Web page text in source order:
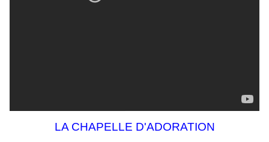
LA CHAPELLE D'ADORATION